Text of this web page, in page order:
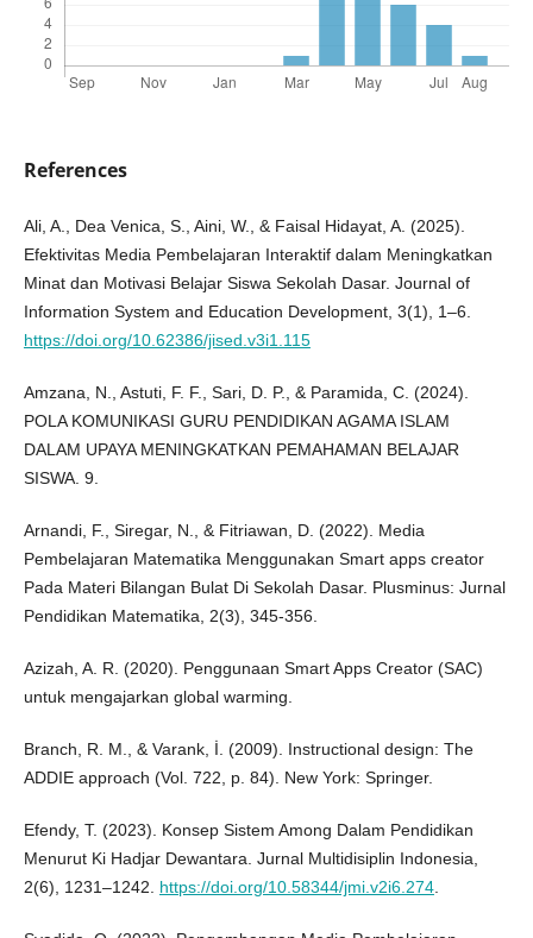
References
Ali, A., Dea Venica, S., Aini, W., & Faisal Hidayat, A. (2025).
Efektivitas Media Pembelajaran Interaktif dalam Meningkatkan
Minat dan Motivasi Belajar Siswa Sekolah Dasar. Journal of
Information System and Education Development, 3(1), 1–6.
https://doi.org/10.62386/jised.v3i1.115
Amzana, N., Astuti, F. F., Sari, D. P., & Paramida, C. (2024).
POLA KOMUNIKASI GURU PENDIDIKAN AGAMA ISLAM
DALAM UPAYA MENINGKATKAN PEMAHAMAN BELAJAR
SISWA. 9.
Arnandi, F., Siregar, N., & Fitriawan, D. (2022). Media
Pembelajaran Matematika Menggunakan Smart apps creator
Pada Materi Bilangan Bulat Di Sekolah Dasar. Plusminus: Jurnal
Pendidikan Matematika, 2(3), 345-356.
Azizah, A. R. (2020). Penggunaan Smart Apps Creator (SAC)
untuk mengajarkan global warming.
Branch, R. M., & Varank, İ. (2009). Instructional design: The
ADDIE approach (Vol. 722, p. 84). New York: Springer.
Efendy, T. (2023). Konsep Sistem Among Dalam Pendidikan
Menurut Ki Hadjar Dewantara. Jurnal Multidisiplin Indonesia,
2(6), 1231–1242. https://doi.org/10.58344/jmi.v2i6.274.